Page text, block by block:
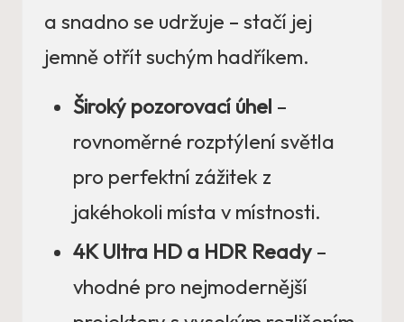
a snadno se udržuje – stačí jej
jemně otřít suchým hadříkem.
Široký pozorovací úhel –
rovnoměrné rozptýlení světla
pro perfektní zážitek z
jakéhokoli místa v místnosti.
4K Ultra HD a HDR Ready –
vhodné pro nejmodernější